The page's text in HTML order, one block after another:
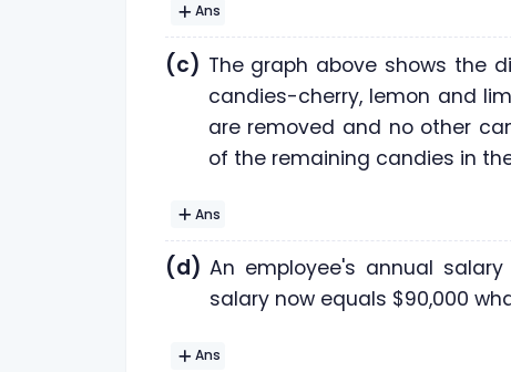
Ans
(c) The graph above shows the
candies-cherry, lemon and
are removed and no other
of the remaining candies in
Ans
(d) An employee's annual
salary now equals $90,000
Ans